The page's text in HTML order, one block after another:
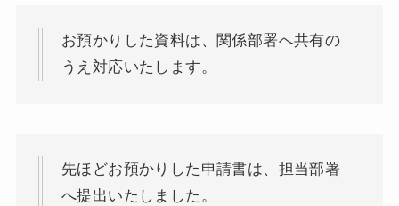
お預かりした資料は、関係部署へ共有の
うえ対応いたします。
先ほどお預かりした申請書は、担当部署
へ提出いたしました。